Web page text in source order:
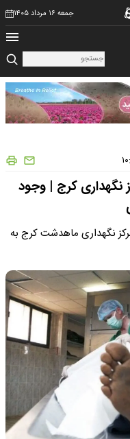
جمعه ۱۶ مرداد ۱۴۰۵
کرج | وجود
در مرکز نگهداری ماهدشت کرج به